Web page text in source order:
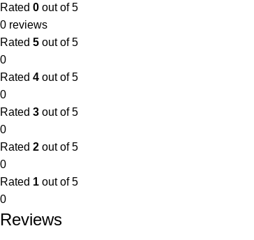
Rated 0 out of 5
0 reviews
Rated 5 out of 5
0
Rated 4 out of 5
0
Rated 3 out of 5
0
Rated 2 out of 5
0
Rated 1 out of 5
0
Reviews